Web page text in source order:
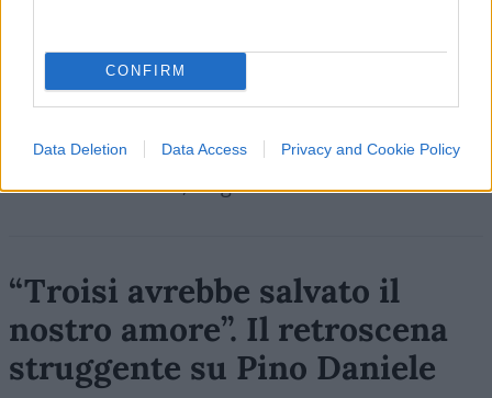
CONFIRM
Data Deletion Data Access Privacy and Cookie Policy
Massimo Balsamo, 6 agosto 2026
“Troisi avrebbe salvato il
nostro amore”. Il retroscena
struggente su Pino Daniele